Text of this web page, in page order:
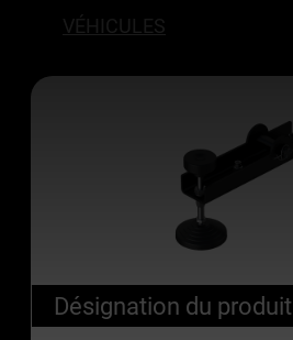
VÉHICULES
Désignation du produit